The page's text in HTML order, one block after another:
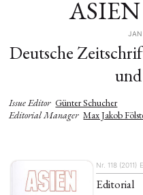
Deutsche
Issue Editor Günter Schucher
Editorial Manager Max Jakob
Nr. 118 (2011)
Editorial